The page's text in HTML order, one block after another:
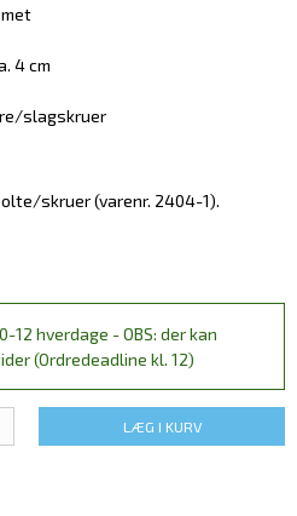
4 cm
slagskruer
skruer (varenr. 2404-1).
12 hverdage - OBS: der kan
(Ordredeadline kl. 12)
LÆG I KURV